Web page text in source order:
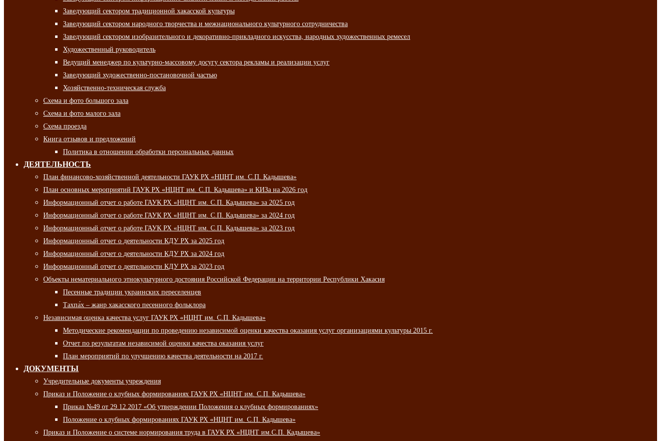
Заведующий сектором традиционной хакасской культуры
Заведующий сектором народного творчества и межнационального культурного сотрудничества
Заведующий сектором изобразительного и декоративно-прикладного искусства, народных художественных ремесел
Художественный руководитель
Ведущий менеджер по культурно-массовому досугу сектора рекламы и реализации услуг
Заведующий художественно-постановочной частью
Хозяйственно-техническая служба
Схема и фото большого зала
Схема и фото малого зала
Схема проезда
Книга отзывов и предложений
Политика в отношении обработки персональных данных
ДЕЯТЕЛЬНОСТЬ
План финансово-хозяйственной деятельности ГАУК РХ «НЦНТ им. С.П. Кадышева»
План основных мероприятий ГАУК РХ «НЦНТ им. С.П. Кадышева» и КИЗа на 2026 год
Информационный отчет о работе ГАУК РХ «НЦНТ им. С.П. Кадышева» за 2025 год
Информационный отчет о работе ГАУК РХ «НЦНТ им. С.П. Кадышева» за 2024 год
Информационный отчет о работе ГАУК РХ «НЦНТ им. С.П. Кадышева» за 2023 год
Информационный отчет о деятельности КДУ РХ за 2025 год
Информационный отчет о деятельности КДУ РХ за 2024 год
Информационный отчет о деятельности КДУ РХ за 2023 год
Объекты нематериального этнокультурного достояния Российской Федерации на территории Республики Хакасия
Песенные традиции украинских переселенцев
Тахпа́х – жанр хакасского песенного фольклора
Независимая оценка качества услуг ГАУК РХ «НЦНТ им. С.П. Кадышева»
Методические рекомендации по проведению независимой оценки качества оказания услуг организациями культуры 2015 г.
Отчет по результатам независимой оценки качества оказания услуг
План мероприятий по улучшению качества деятельности на 2017 г.
ДОКУМЕНТЫ
Учредительные документы учреждения
Приказ и Положение о клубных формированиях ГАУК РХ «НЦНТ им. С.П. Кадышева»
Приказ №49 от 29.12.2017 «Об утверждении Положения о клубных формированиях»
Положение о клубных формированиях ГАУК РХ «НЦНТ им. С.П. Кадышева»
Приказ и Положение о системе нормирования труда в ГАУК РХ «НЦНТ им.С.П. Кадышева»